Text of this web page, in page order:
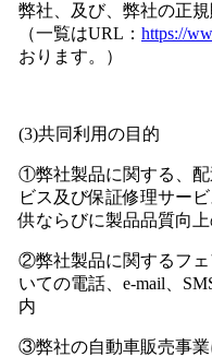
弊社、及び、弊社の正
（一覧はURL： https://
おります。）
(3)共同利用の目的
①弊社製品に関する、
ビス及び保証修理サー
供ならびに製品品質向
②弊社製品に関するフ
いての電話、e-mail、
内
③弊社の自動車販売事